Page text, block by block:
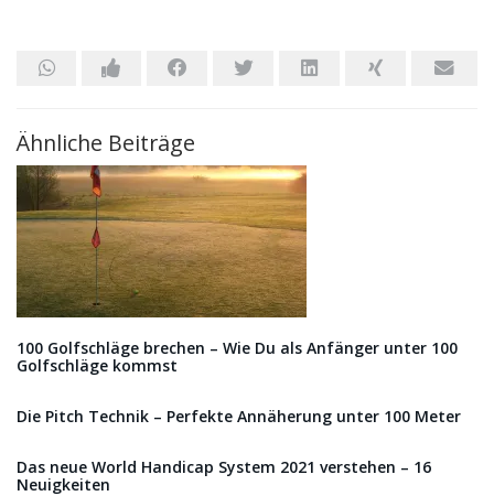
Ähnliche Beiträge
100 Golfschläge brechen – Wie Du als Anfänger unter 100
Golfschläge kommst
Die Pitch Technik – Perfekte Annäherung unter 100 Meter
Das neue World Handicap System 2021 verstehen – 16
Neuigkeiten